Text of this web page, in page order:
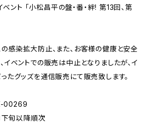
ント 「小松昌平の盤・番・絆! 第13回、第
感染拡大防止、また、お客様の健康と安全
イベントでの販売は中止となりましたが、イ
たグッズを通信販売にて販売致します。
00269
旬以降順次